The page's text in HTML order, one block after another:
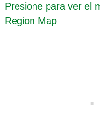
Presione para ver el
Region Map